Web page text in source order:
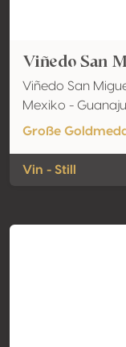
Viñedo San
Viñedo San
Mexiko -
Große
Vin - Still